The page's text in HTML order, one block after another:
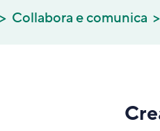
Collabora e comunica